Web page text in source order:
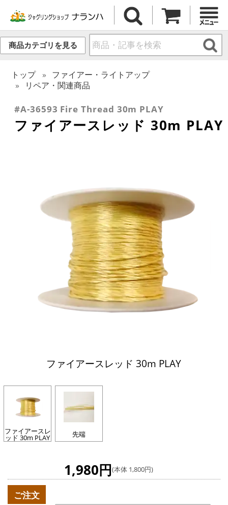
商品カテゴリを見る
トップ
ファイアー・ライトアップ
リペア・関連商品
#A-36593 Fire Thread 30m PLAY
ファイアースレッド 30m PLAY
ファイアースレッド 30m PLAY
ファイアースレ
ッド 30m PLAY 先端
1,980円(本体 1,800円)
ご注文